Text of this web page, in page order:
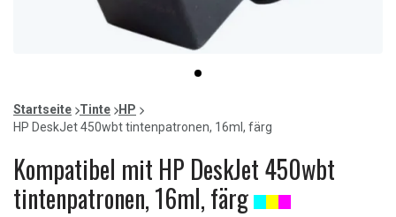
item
of
1
Startseite Tinte
HP
HP DeskJet 450wbt tintenpatronen, 16ml, färg
Kompatibel mit HP DeskJet 450wbt
tintenpatronen, 16ml, färg